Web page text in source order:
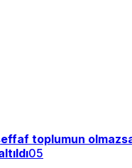
toplumun
05